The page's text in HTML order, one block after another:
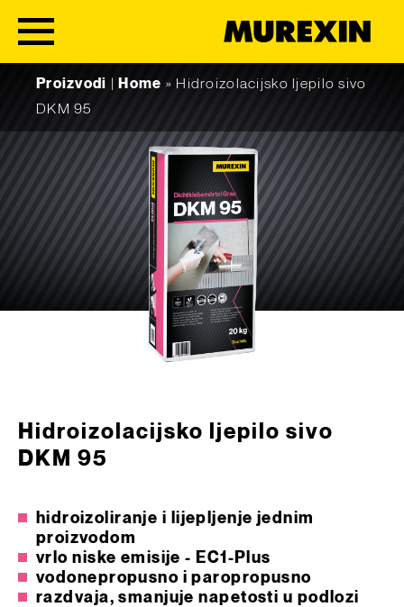
Proizvodi
Home » Hidroizolacijsko ljepilo sivo
DKM 95
Hidroizolacijsko ljepilo sivo
DKM 95
hidroizoliranje i lijepljenje jednim
proizvodom
vrlo niske emisije - EC1-Plus
vodonepropusno i paropropusno
razdvaja, smanjuje napetosti u podlozi